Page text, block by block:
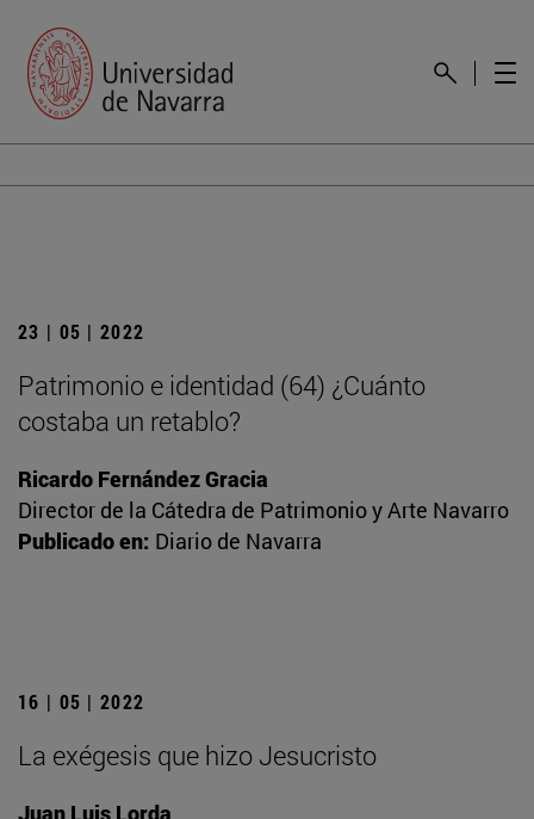
23 | 05 | 2022
Patrimonio e identidad (64) ¿Cuánto
costaba un retablo?
Ricardo Fernández Gracia
Director de la Cátedra de Patrimonio y Arte Navarro
Publicado en: Diario de Navarra
16 | 05 | 2022
La exégesis que hizo Jesucristo
Juan Luis Lorda